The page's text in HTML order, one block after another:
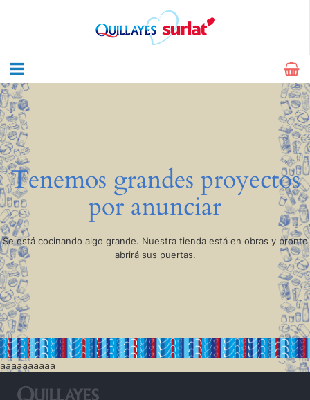
Tenemos grandes proyectos
por anunciar
Se está cocinando algo grande. Nuestra tienda está en obras y pronto
abrirá sus puertas.
aaaaaaaaaa